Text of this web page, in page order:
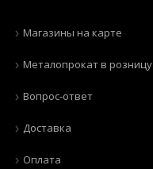
Магазины на карте
Металопрокат в розницу
Вопрос-ответ
Доставка
Оплата